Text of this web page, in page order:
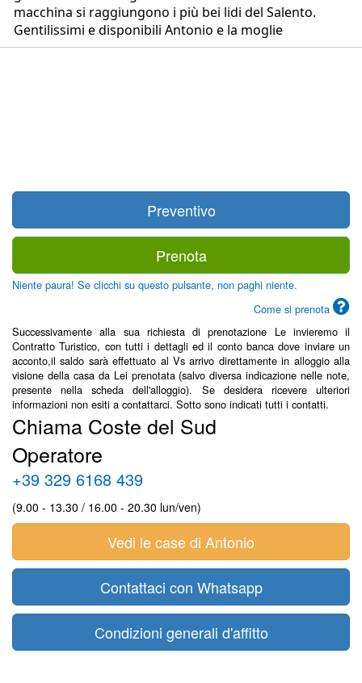
macchina si raggiungono i più bei lidi del Salento.
Gentilissimi e disponibili Antonio e la moglie
Preventivo
Prenota
Niente paura! Se clicchi su questo pulsante, non paghi niente.
Come si prenota
Successivamente alla sua richiesta di prenotazione Le invieremo il
Contratto Turistico, con tutti i dettagli ed il conto banca dove inviare un
acconto,il saldo sarà effettuato al Vs arrivo direttamente in alloggio alla
visione della casa da Lei prenotata (salvo diversa indicazione nelle note,
presente nella scheda dell'alloggio). Se desidera ricevere ulteriori
informazioni non esiti a contattarci. Sotto sono indicati tutti i contatti.
Chiama Coste del Sud
Operatore
+39 329 6168 439
(9.00 - 13.30 / 16.00 - 20.30 lun/ven)
Vedi le case di Antonio
Contattaci con Whatsapp
Condizioni generali d'affitto